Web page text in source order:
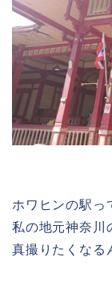
ホワヒンの駅っ
私の地元神奈川
真撮りたくなる